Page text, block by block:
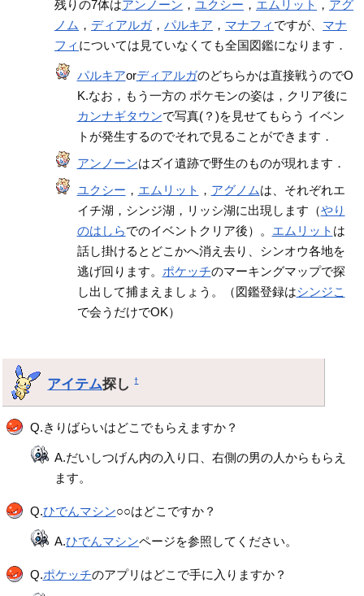
残りの7体はアンノーン ，ユクシー ， エムリット ， アグ
ノム ， ディアルガ ，パルキア ， マナフィ ですが、 マナ
フィ については見ていなくても全国図鑑になります．
パルキアorディアルガのどちらかは直接戦うのでO
K.なお，もう一方の ポケモンの姿は，クリア後に
カンナギタウンで写真(？)を見せてもらう イベン
トが発生するのでそれで見ることができます．
アンノーンはズイ遺跡で野生のものが現れます．
ユクシー ， エムリット ， アグノムは、それぞれエ
イチ湖，シンジ湖，リッシ湖に出現します（やり
のはしらでのイベントクリア後）。 エムリット は
話し掛けるとどこかへ消え去り、シンオウ各地を
逃げ回ります。 ポケッチのマーキングマップで探
し出して捕まえましょう。（図鑑登録はシンジこ
で会うだけでOK）
アイテム探し†
Q.きりばらいはどこでもらえますか？
A.だいしつげん内の入り口、右側の男の人からもらえ
ます。
Q.ひでんマシン○○はどこですか？
A.ひでんマシンページを参照してください。
Q.ポケッチのアプリはどこで手に入りますか？